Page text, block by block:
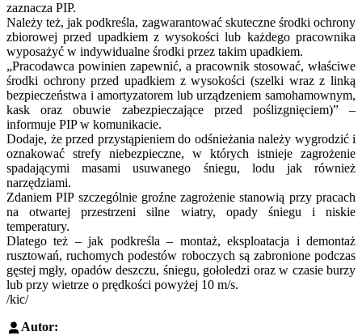
zaznacza PIP.
Należy też, jak podkreśla, zagwarantować skuteczne środki ochrony
zbiorowej przed upadkiem z wysokości lub każdego pracownika
wyposażyć w indywidualne środki przez takim upadkiem.
„Pracodawca powinien zapewnić, a pracownik stosować, właściwe
środki ochrony przed upadkiem z wysokości (szelki wraz z linką
bezpieczeństwa i amortyzatorem lub urządzeniem samohamownym,
kask oraz obuwie zabezpieczające przed poślizgnięciem)” –
informuje PIP w komunikacie.
Dodaje, że przed przystąpieniem do odśnieżania należy wygrodzić i
oznakować strefy niebezpieczne, w których istnieje zagrożenie
spadającymi masami usuwanego śniegu, lodu jak również
narzędziami.
Zdaniem PIP szczególnie groźne zagrożenie stanowią przy pracach
na otwartej przestrzeni silne wiatry, opady śniegu i niskie
temperatury.
Dlatego też – jak podkreśla – montaż, eksploatacja i demontaż
rusztowań, ruchomych podestów roboczych są zabronione podczas
gęstej mgły, opadów deszczu, śniegu, gołoledzi oraz w czasie burzy
lub przy wietrze o prędkości powyżej 10 m/s.
/kic/
Autor: